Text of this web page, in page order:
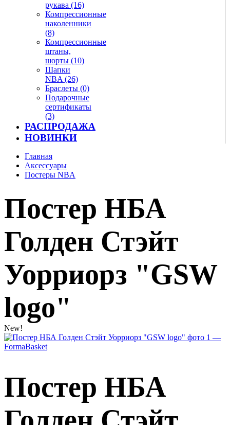
рукава (16)
Компрессионные
наколенники
(8)
Компрессионные
штаны,
шорты (10)
Шапки
NBA (26)
Браслеты (0)
Подарочные
сертификаты
(3)
РАСПРОДАЖА
НОВИНКИ
Главная
Аксессуары
Постеры NBA
Постер НБА
Голден Стэйт
Уорриорз "GSW
logo"
New!
Постер НБА